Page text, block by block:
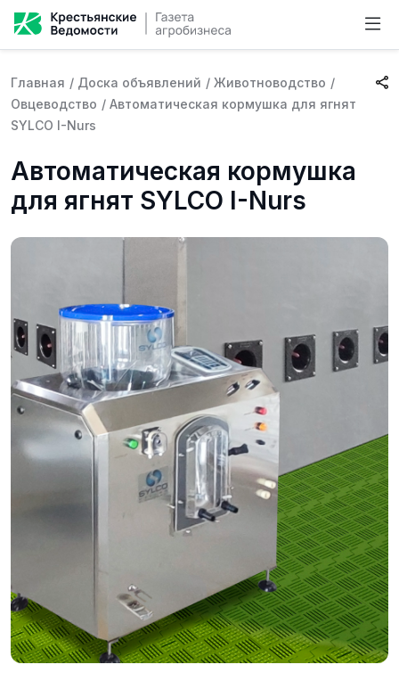
Главная / Доска объявлений / Животноводство /
Овцеводство / Автоматическая кормушка для ягнят
SYLCO I-Nurs
Автоматическая кормушка
для ягнят SYLCO I-Nurs